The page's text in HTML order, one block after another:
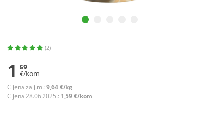
(2)
1 59
€/kom
Cijena za j.m.: 9,64 €/kg
Cijena 28.06.2025.: 1,59 €/kom